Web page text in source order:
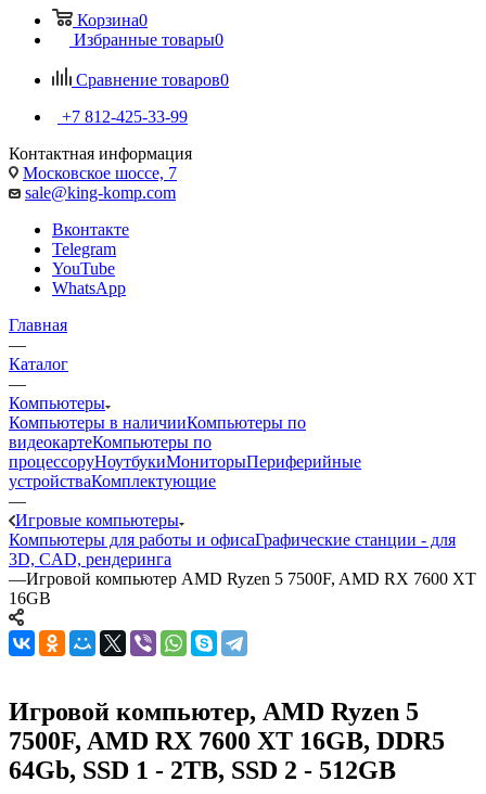
Корзина0
Избранные товары0
Сравнение товаров0
+7 812-425-33-99
Контактная информация
Московское шоссе, 7
sale@king-komp.com
Вконтакте
Telegram
YouTube
WhatsApp
Главная
—
Каталог
—
Компьютеры
Компьютеры в наличииКомпьютеры по
видеокартеКомпьютеры по
процессоруНоутбукиМониторыПериферийные
устройстваКомплектующие
—
Игровые компьютеры
Компьютеры для работы и офисаГрафические станции - для
3D, CAD, рендеринга
—Игровой компьютер AMD Ryzen 5 7500F, AMD RX 7600 XT
16GB
Игровой компьютер, AMD Ryzen 5
7500F, AMD RX 7600 XT 16GB, DDR5
64Gb, SSD 1 - 2TB, SSD 2 - 512GB